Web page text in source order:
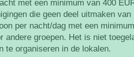
met een minimum van 400
die geen deel uitmaken
per nacht/dag met een
andere groepen. Het is niet
te organiseren in de lokalen.